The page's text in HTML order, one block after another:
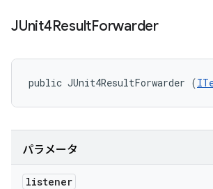
JUnit4ResultForwarder
public JUnit4ResultForwarder (
パラメータ
listener